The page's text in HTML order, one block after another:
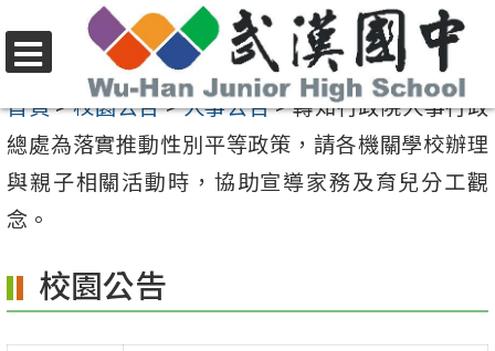
至
要
內
容
選
單
首頁>校園公告>人事公告>轉知行政院人事行政
總處為落實推動性別平等政策，請各機關學校辦理
與親子相關活動時，協助宣導家務及育兒分工觀
念。
校園公告